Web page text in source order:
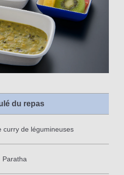
du repas
curry de légumineuses
Paratha